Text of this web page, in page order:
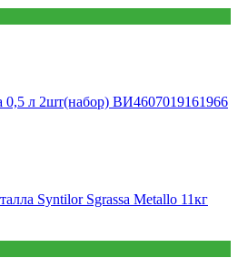
л 2шт(набор) ВИ4607019161966